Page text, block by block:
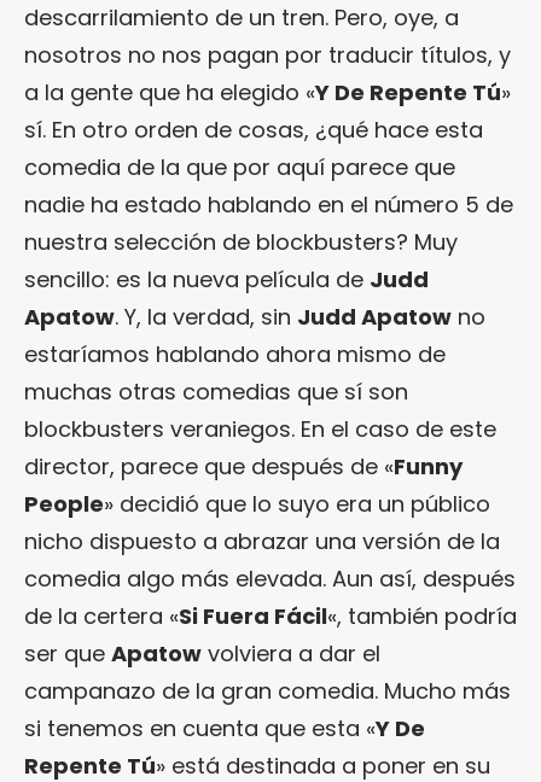
descarrilamiento de un tren. Pero, oye, a
nosotros no nos pagan por traducir títulos, y
a la gente que ha elegido «Y De Repente Tú»
sí. En otro orden de cosas, ¿qué hace esta
comedia de la que por aquí parece que
nadie ha estado hablando en el número 5 de
nuestra selección de blockbusters? Muy
sencillo: es la nueva película de Judd
Apatow. Y, la verdad, sin Judd Apatow no
estaríamos hablando ahora mismo de
muchas otras comedias que sí son
blockbusters veraniegos. En el caso de este
director, parece que después de «Funny
People» decidió que lo suyo era un público
nicho dispuesto a abrazar una versión de la
comedia algo más elevada. Aun así, después
de la certera «Si Fuera Fácil«, también podría
ser que Apatow volviera a dar el
campanazo de la gran comedia. Mucho más
si tenemos en cuenta que esta «Y De
Repente Tú» está destinada a poner en su